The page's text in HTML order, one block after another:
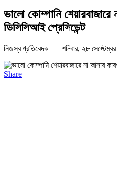
ভালো কোম্পানি
ডিসিসিআই প্রেসিডেন্ট
নিজস্ব প্রতিবেদক | শনিবার, ২৮
Share